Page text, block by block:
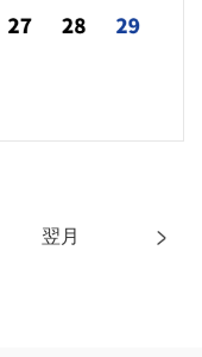
翌月